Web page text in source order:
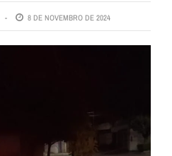
8 DE NOVEMBRO DE 2024